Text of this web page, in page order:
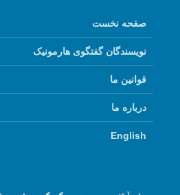
صفحه نخست
نویسندگان گفتگوی هارمونیک
قوانین ما
درباره ما
English